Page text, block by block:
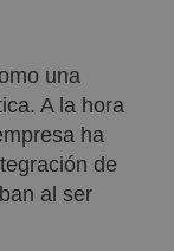
una
A la hora
ha
de
al ser